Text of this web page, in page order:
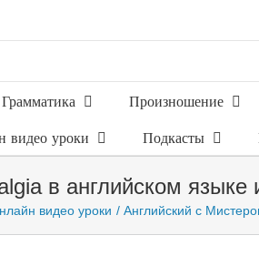
Грамматика Произношение
видео уроки Подкасты
в английском
видео уроки Английский с